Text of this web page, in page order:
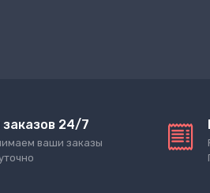
24/7
ваши заказы